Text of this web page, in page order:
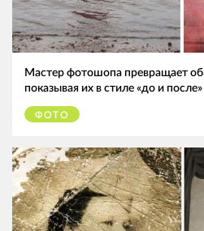
Мастер фотошопа превращает
показывая их в стиле «до и после»
ФОТО